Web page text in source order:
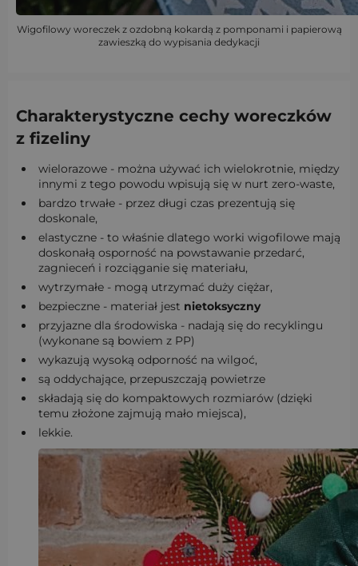
Wigofilowy woreczek z ozdobną kokardą z pomponami i papierową
zawieszką do wypisania dedykacji
Charakterystyczne cechy woreczków
z fizeliny
wielorazowe - można używać ich wielokrotnie, między
innymi z tego powodu wpisują się w nurt zero-waste,
bardzo trwałe - przez długi czas prezentują się
doskonale,
elastyczne - to właśnie dlatego worki wigofilowe mają
doskonałą osporność na powstawanie przedarć,
zagnieceń i rozciąganie się materiału,
wytrzymałe - mogą utrzymać duży ciężar,
bezpieczne - materiał jest nietoksyczny
przyjazne dla środowiska - nadają się do recyklingu
(wykonane są bowiem z PP)
wykazują wysoką odporność na wilgoć,
są oddychające, przepuszczają powietrze
składają się do kompaktowych rozmiarów (dzięki
temu złożone zajmują mało miejsca),
lekkie.